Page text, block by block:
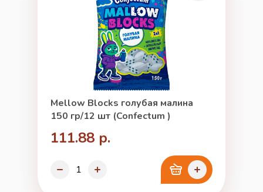
Mellow Blocks голубая малина
150 гр/12 шт (Confectum )
111.88 р.